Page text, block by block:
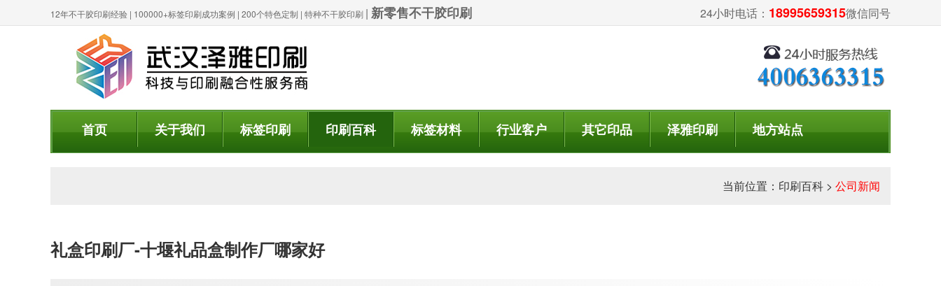
12年不干胶印刷经验 | 100000+标签印刷成功案例 | 200个特色定制 | 特种不干胶印刷 | 新零售不干胶印刷 24小时电话： 18995659315微信同号
首页 关于我们 标签印刷 印刷百科 标签材料 行业客户 其它印品 泽雅印刷 地方站点
当前位置： 印刷百科 > 公司新闻
礼盒印刷厂-十堰礼品盒制作厂哪家好